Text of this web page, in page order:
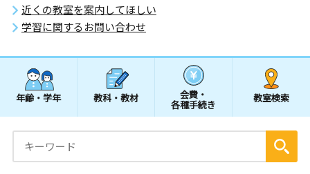
近くの教室を案内してほしい
学習に関するお問い合わせ
年齢・学年 教科・教材 会費・
各種手続き
教室検索